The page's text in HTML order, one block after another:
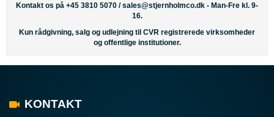
Kontakt os på +45 3810 5070 /sales@stjernholmco.dk - Man-Fre kl. 9-
16.
Kun rådgivning, salg og udlejning til CVR registrerede virksomheder
og offentlige institutioner.
KONTAKT